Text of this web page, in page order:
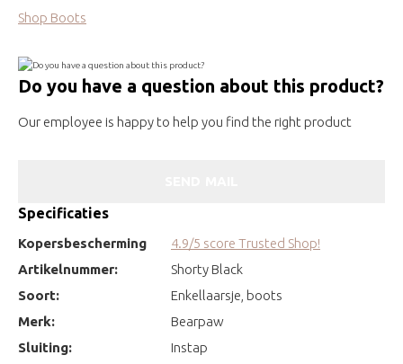
Shop Boots
Do you have a question about this product?
Our employee is happy to help you find the right product
Specificaties
Kopersbescherming
4.9/5 score Trusted Shop!
Artikelnummer:
Shorty Black
Soort:
Enkellaarsje, boots
Merk:
Bearpaw
Sluiting:
Instap